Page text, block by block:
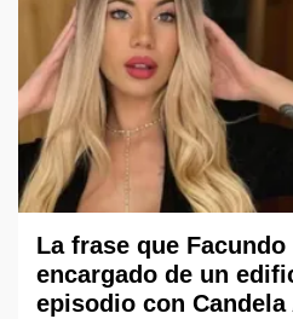
La frase que
encargado de un
episodio con Candela